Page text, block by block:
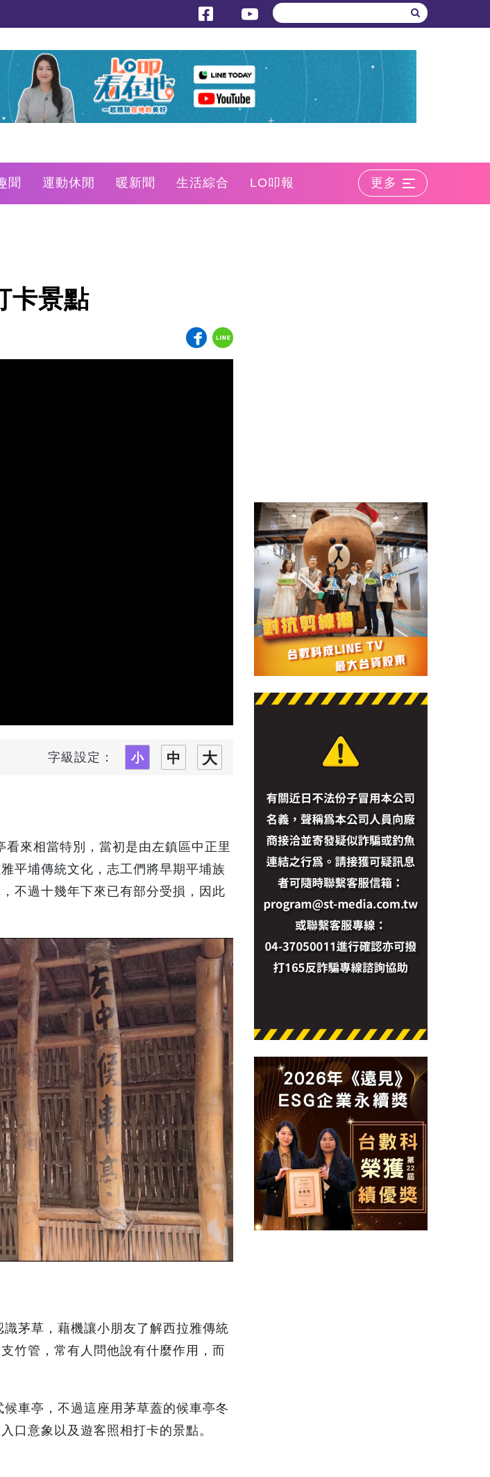
聞 運動休閒 暖新聞 生活綜合
LO叩報
更多
卡景點
字級設定：
來相當特別，當初是由左鎮區中正里
平埔傳統文化，志工們將早期平埔族
不過十幾年下來已有部分受損，因此
茅草，藉機讓小朋友了解西拉雅傳統
竹管，常有人問他說有什麼作用，而
車亭，不過這座用茅草蓋的候車亭冬
口意象以及遊客照相打卡的景點。